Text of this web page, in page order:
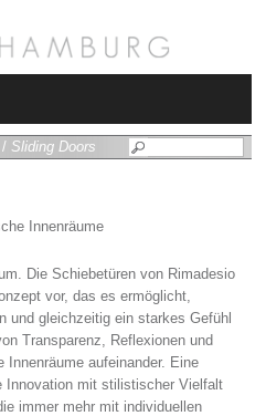
/ Sliding Doors
Innenräume
Die Schiebetüren von Rimadesio
vor, das es ermöglicht,
und gleichzeitig ein starkes Gefühl
Transparenz, Reflexionen und
Innenräume aufeinander. Eine
Innovation mit stilistischer Vielfalt
immer mehr mit individuellen